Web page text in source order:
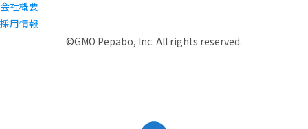
会社概要
採用情報
©GMO Pepabo, Inc. All rights reserved.